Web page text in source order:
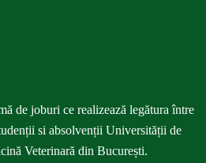
de joburi ce realizează legătura între
si absolvenții Universității de
Veterinară din București.